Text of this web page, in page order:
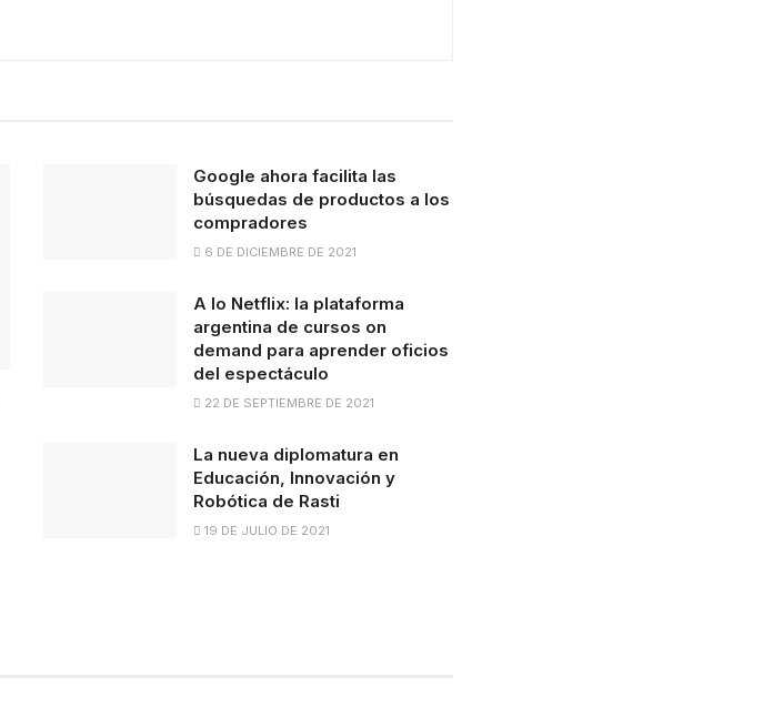
Google ahora facilita las
búsquedas de productos a los
compradores
6 DE DICIEMBRE DE 2021
A lo Netflix: la plataforma
argentina de cursos on
demand para aprender oficios
del espectáculo
22 DE SEPTIEMBRE DE 2021
La nueva diplomatura en
Educación, Innovación y
Robótica de Rasti
19 DE JULIO DE 2021